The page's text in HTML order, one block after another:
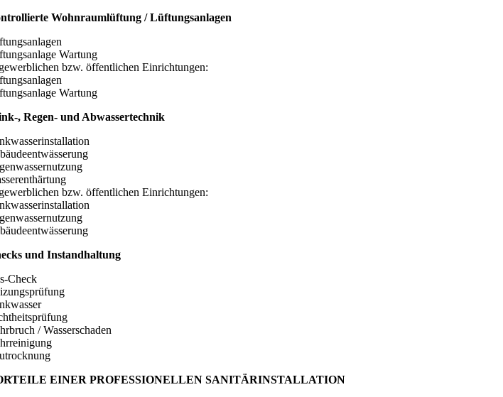
Wohnraumlüftung / Lüftungsanlagen
Wartung
bzw. öffentlichen Einrichtungen:
Wartung
, Regen- und Abwassertechnik
bzw. öffentlichen Einrichtungen:
und Instandhaltung
Check
/ Wasserschaden
EINER PROFESSIONELLEN SANITÄRINSTALLATION